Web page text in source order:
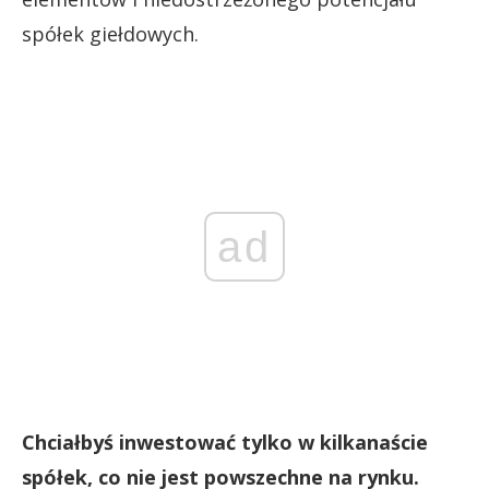
spółek giełdowych.
ad
Chciałbyś inwestować tylko w kilkanaście
spółek, co nie jest powszechne na rynku.